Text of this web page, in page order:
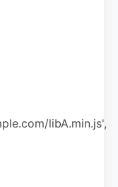
libA.min.js',